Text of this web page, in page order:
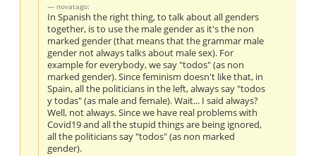
novatago:
In Spanish the right thing, to talk about all genders
together, is to use the male gender as it's the non
marked gender (that means that the grammar male
gender not always talks about male sex). For
example for everybody, we say "todos" (as non
marked gender). Since feminism doesn't like that, in
Spain, all the politicians in the left, always say "todos
y todas" (as male and female). Wait... I said always?
Well, not always. Since we have real problems with
Covid19 and all the stupid things are being ignored,
all the politicians say "todos" (as non marked
gender).